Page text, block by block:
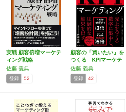
実戦 顧客倍増マーケテ
ィング戦略
佐藤 義典
登録 52
顧客の「買いたい」を
つくる KPIマーケテ
ィ…
佐藤 義典
登録 42